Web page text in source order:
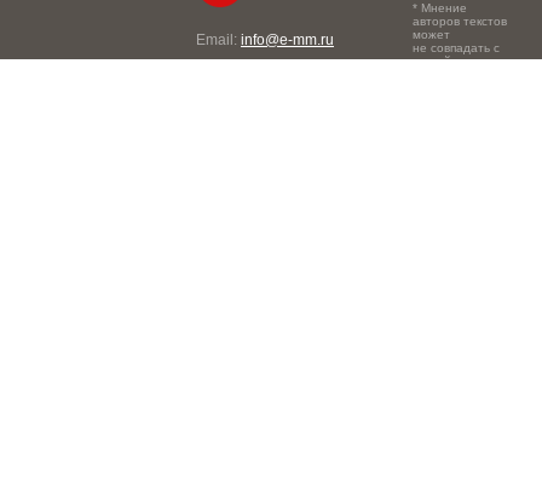
Email: info@e-mm.ru
* Мнение
авторов текстов
может
не совпадать с
точкой зрения